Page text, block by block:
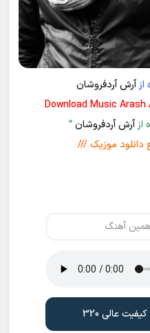
ازآرش آردفروشان
Download Music
ازآرش آردفروشان“
دانلود موزیک ///
آهنگ
عالی 320